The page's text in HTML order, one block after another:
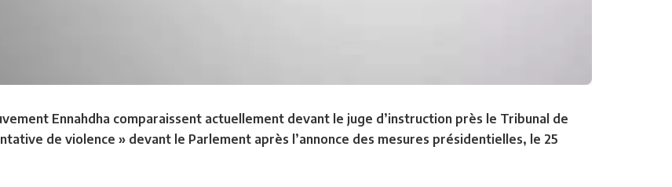
Ennahdha comparaissent actuellement devant le juge d’instruction près le Tribunal de
de violence » devant le Parlement après l’annonce des mesures présidentielles, le 25